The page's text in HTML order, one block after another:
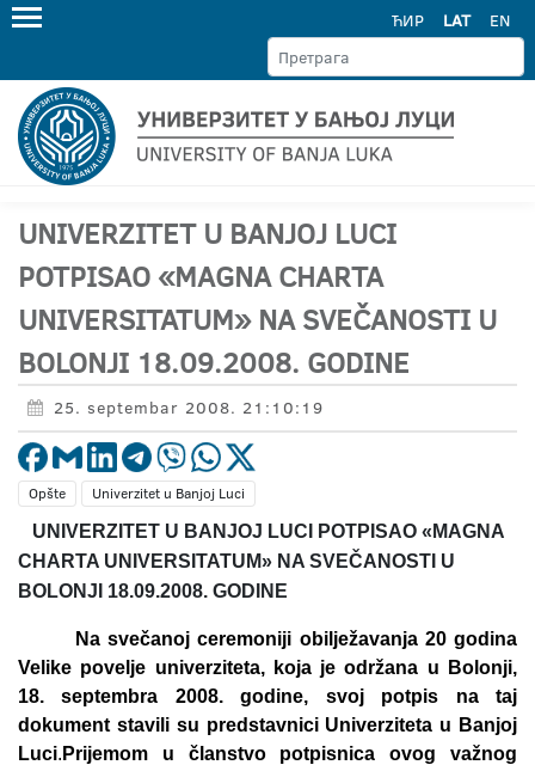
ЋИР LAT EN
UNIVERZITET U BANJOJ LUCI
POTPISAO «MAGNA CHARTA
UNIVERSITATUM» NA SVEČANOSTI U
BOLONJI 18.09.2008. GODINE
25. septembar 2008. 21:10:19
Opšte
Univerzitet u Banjoj Luci
UNIVERZITET U BANJOJ LUCI POTPISAO « MAGNA
CHARTA UNIVERSITATUM» NA SVEČANOSTI U
BOLONJI 18.09.2008. GODINE
Na svečanoj ceremoniji obilježavanja 20 godina
Velike povelje univerziteta, koja je održana u Bolonji,
18. septembra 2008. godine, svoj potpis na taj
dokument stavili su predstavnici Univerziteta u Banjoj
Luci. Prijemom u članstvo potpisnica ovog važnog